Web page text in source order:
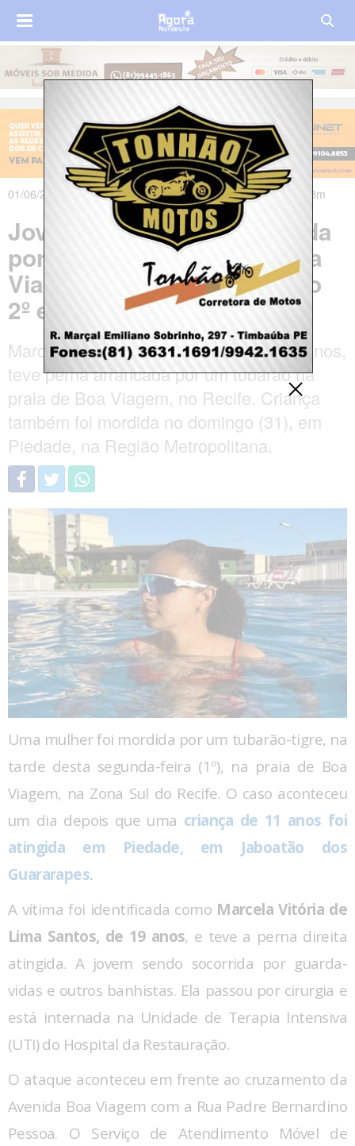
01/06/2026 às 11h55m - Atualizado em 03/06/2026 às 07h28m
Jovem de 19 anos é mordida
por tubarão na praia de Boa
Viagem, no Recife; caso é o
2º em dois dias
Marcela Vitória de Lima Santos, de 19 anos,
teve perna arrancada por um tubarão na
praia de Boa Viagem, no Recife. Criança
também foi mordida no domingo (31), em
Piedade, na Região Metropolitana.
Uma mulher foi mordida por um tubarão-tigre, na
tarde desta segunda-feira (1º), na praia de Boa
Viagem, na Zona Sul do Recife. O caso aconteceu
um dia depois que uma criança de 11 anos foi
atingida em Piedade, em Jaboatão dos
Guararapes.
A vítima foi identificada como Marcela Vitória de
Lima Santos, de 19 anos, e teve a perna direita
atingida. A jovem sendo socorrida por guarda-
vidas e outros banhistas. Ela passou por cirurgia e
está internada na Unidade de Terapia Intensiva
(UTI) do Hospital da Restauração.
O ataque aconteceu em frente ao cruzamento da
Avenida Boa Viagem com a Rua Padre Bernardino
Pessoa. O Serviço de Atendimento Móvel de